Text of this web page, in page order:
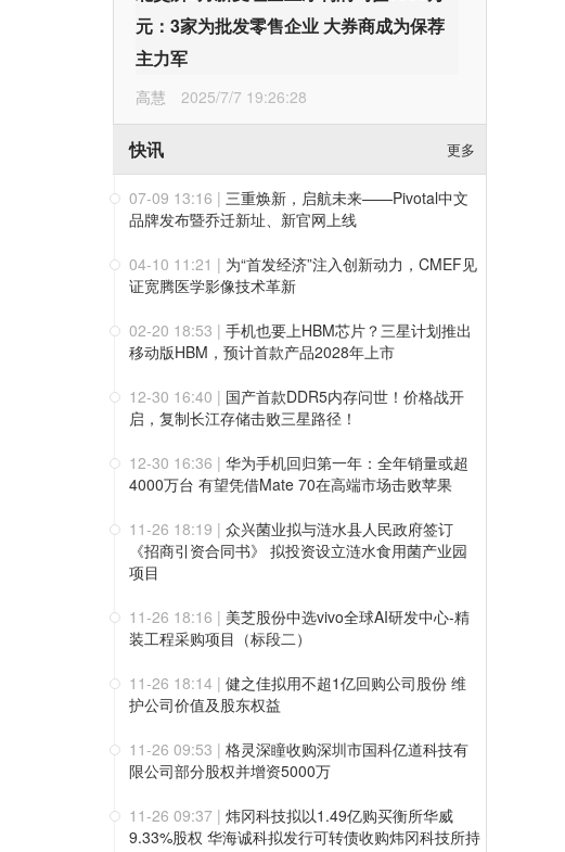
元：3家为批发零售企业 大券商成为保荐
主力军
高慧 2025/7/7 19:26:28
快讯 更多
07-09 13:16 | 三重焕新，启航未来——Pivotal中文
品牌发布暨乔迁新址、新官网上线
04-10 11:21 | 为“首发经济”注入创新动力，CMEF见
证宽腾医学影像技术革新
02-20 18:53 | 手机也要上HBM芯片？三星计划推出
移动版HBM，预计首款产品2028年上市
12-30 16:40 | 国产首款DDR5内存问世！价格战开
启，复制长江存储击败三星路径！
12-30 16:36 | 华为手机回归第一年：全年销量或超
4000万台 有望凭借Mate 70在高端市场击败苹果
11-26 18:19 | 众兴菌业拟与涟水县人民政府签订
《招商引资合同书》 拟投资设立涟水食用菌产业园
项目
11-26 18:16 | 美芝股份中选vivo全球AI研发中心-精
装工程采购项目（标段二）
11-26 18:14 | 健之佳拟用不超1亿回购公司股份 维
护公司价值及股东权益
11-26 09:53 | 格灵深瞳收购深圳市国科亿道科技有
限公司部分股权并增资5000万
11-26 09:37 | 炜冈科技拟以1.49亿购买衡所华威
9.33%股权 华海诚科拟发行可转债收购炜冈科技所持